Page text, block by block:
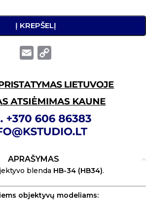
Į KREPŠELĮ
Email
APRAŠYMAS
blenda HB-34 (HB34).
objektyvų modeliams: